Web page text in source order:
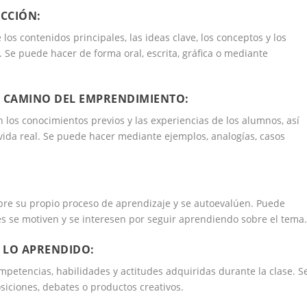
contenidos principales, las ideas clave, los conceptos y los
puede hacer de forma oral, escrita, gráfica o mediante
DEL EMPRENDIMIENTO:
conocimientos previos y las experiencias de los alumnos, así
real. Se puede hacer mediante ejemplos, analogías, casos
su propio proceso de aprendizaje y se autoevalúen. Puede
se motiven y se interesen por seguir aprendiendo sobre el tema.
APRENDIDO:
habilidades y actitudes adquiridas durante la clase.
debates o productos creativos.